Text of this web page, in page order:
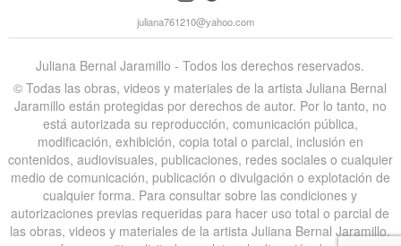
juliana761210@yahoo.com
Juliana Bernal Jaramillo - Todos los derechos reservados.
©️ Todas las obras, videos y materiales de la artista Juliana Bernal
Jaramillo están protegidas por derechos de autor. Por lo tanto, no
está autorizada su reproducción, comunicación pública,
modificación, exhibición, copia total o parcial, inclusión en
contenidos, audiovisuales, publicaciones, redes sociales o cualquier
medio de comunicación, publicación o divulgación o explotación de
cualquier forma. Para consultar sobre las condiciones y
autorizaciones previas requeridas para hacer uso total o parcial de
las obras, videos y materiales de la artista Juliana Bernal Jaramillo,